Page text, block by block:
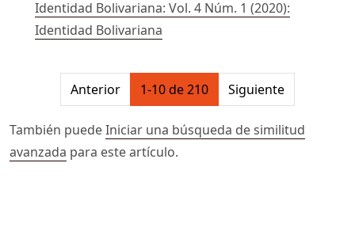
Identidad Bolivariana: Vol. 4 Núm. 1 (2020):
Identidad Bolivariana
##issue.pagination##
Anterior 1-10 de 210 Siguiente
También puedeIniciar una búsqueda de similitud
avanzada para este artículo.